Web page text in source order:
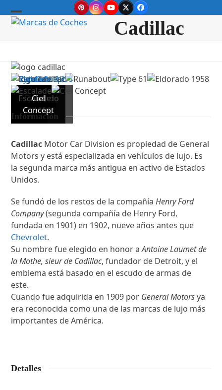
to
PinterestInstagram
YouTube
TwitterFacebook
Open
Close
Cadillac
logo
cadillac
Runabout
Type
61
Eldorado
1958
Escalade
Ciel
Concept
Información
Cadillac Motor Car Division es propiedad de General
Motors y está especializada en vehículos de lujo. Es
la segunda marca más antigua en activo de Estados
Unidos.
Se fundó de los restos de la compañíaHenry Ford
Company(segunda compañía de Henry Ford,
fundada en 1901) en 1902, nueve años antes que
Chevrolet.
Su nombre fue elegido en honor aAntoine Laumet de
la Mothe, sieur de Cadillac, fundador de Detroit, y el
emblema está basado en el escudo de armas de
este.
Cuando fue adquirida en 1909 por General Motorsya
era reconocida como una de las marcas de lujo más
importantes de América.
Detalles